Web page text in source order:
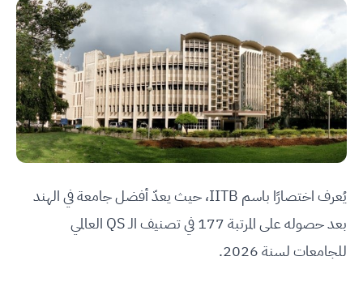
يُعرف اختصارًا باسم IITB، حيث يعدّ أفضل جامعة في الهند
بعد حصوله على المرتبة 177 في تصنيف الـ QS العالمي
للجامعات لسنة 2026.